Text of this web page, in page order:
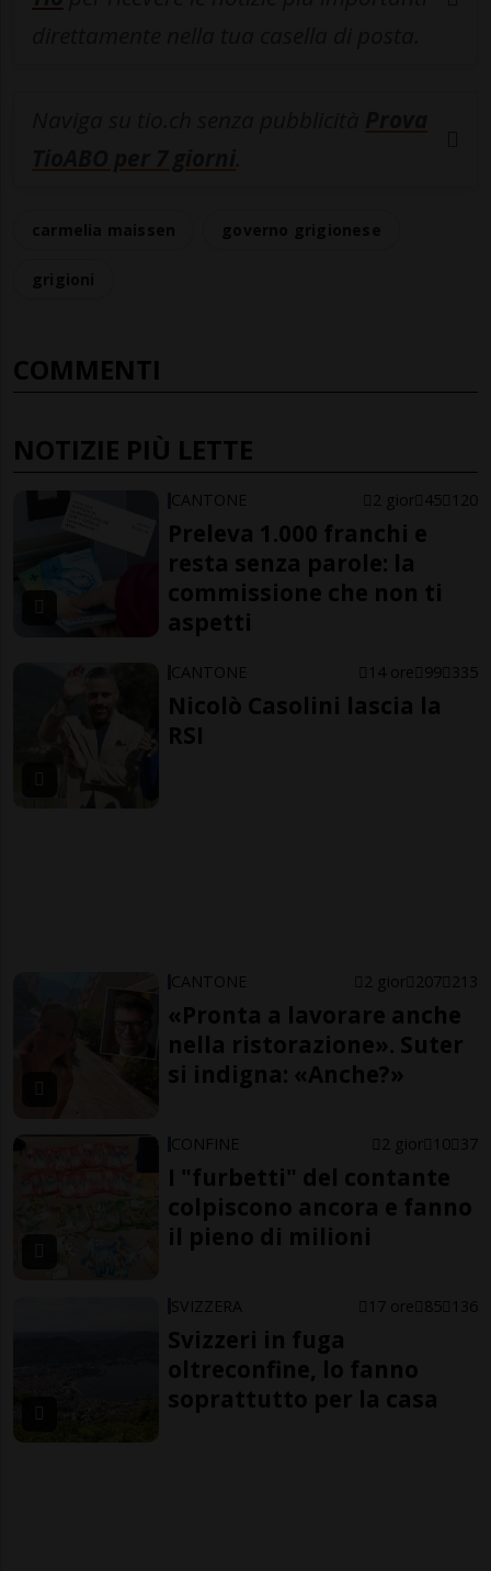
COMMENTI
NOTIZIE PIÙ LETTE
CANTONE 2 gior 45 120
Preleva 1.000 franchi e
resta senza parole: la
commissione che non ti
aspetti
CANTONE 14 ore 99 335
Nicolò Casolini lascia la
RSI
CANTONE 2 gior 207 213
«Pronta a lavorare anche
nella ristorazione». Suter
si indigna: «Anche?»
CONFINE 2 gior 10 37
I "furbetti" del contante
colpiscono ancora e fanno
il pieno di milioni
SVIZZERA 17 ore 85 136
Svizzeri in fuga
oltreconfine, lo fanno
soprattutto per la casa